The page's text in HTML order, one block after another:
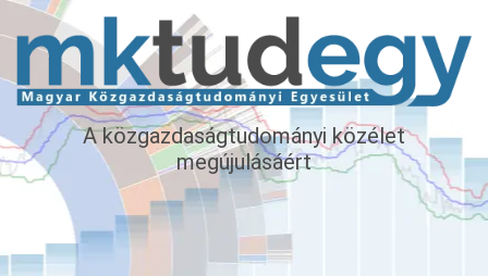
A közgazdaságtudományi közélet
megújulásáért